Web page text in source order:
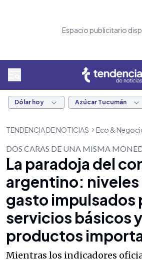
Espacio publicitario
Dólar hoy Azúcar Tucumán
TENDENCIA DE NOTICIAS Eco &
DOS CARAS DE UNA MISMA
La paradoja del
argentino:
gasto impulsados
servicios básicos y
productos
Mientras los indicadores